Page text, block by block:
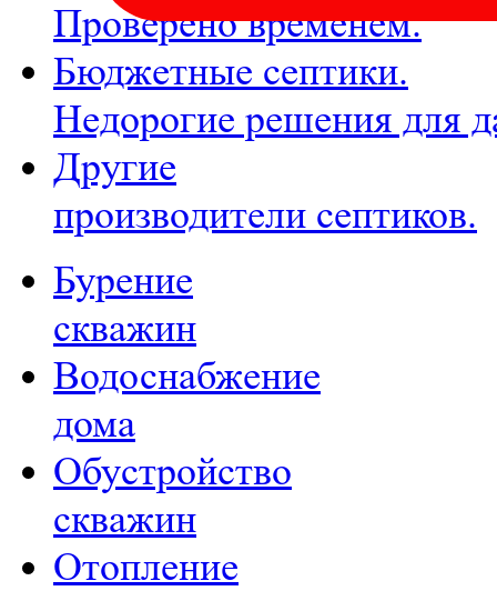
Проверено временем.
Бюджетные септики.
Недорогие решения для
Другие
производители септиков.
Бурение
скважин
Водоснабжение
дома
Обустройство
скважин
Отопление